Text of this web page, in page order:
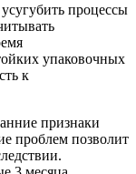
процессы
упаковочных
к
признаки
проблем позволит